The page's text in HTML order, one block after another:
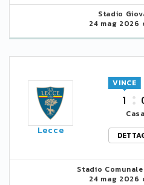
Stadio
24 mag 2026
Lecce
1
VINCE
Casa
Stadio
24 mag 2026